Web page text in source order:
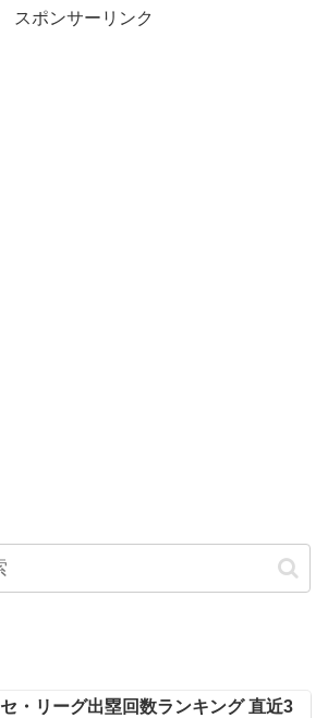
スポンサーリンク
セ・リーグ出塁回数ランキング 直近3